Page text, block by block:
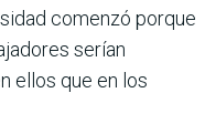
comenzó porque
serían
ellos que en los